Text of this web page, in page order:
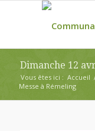
Dimanche 12
Vous êtes ici : Accueil
Messe à Rémeling